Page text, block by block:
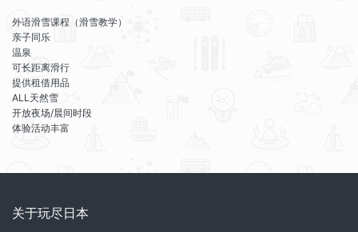
外语滑雪课程（滑雪教学）
亲子同乐
温泉
可长距离滑行
提供租借用品
ALL天然雪
开放夜场/晨间时段
体验活动丰富
关于玩尽日本